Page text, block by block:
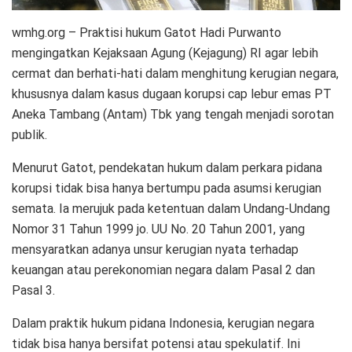
wmhg.org – Praktisi hukum Gatot Hadi Purwanto
mengingatkan Kejaksaan Agung (Kejagung) RI agar lebih
cermat dan berhati-hati dalam menghitung kerugian negara,
khususnya dalam kasus dugaan korupsi cap lebur emas PT
Aneka Tambang (Antam) Tbk yang tengah menjadi sorotan
publik.
Menurut Gatot, pendekatan hukum dalam perkara pidana
korupsi tidak bisa hanya bertumpu pada asumsi kerugian
semata. Ia merujuk pada ketentuan dalam Undang-Undang
Nomor 31 Tahun 1999 jo. UU No. 20 Tahun 2001, yang
mensyaratkan adanya unsur kerugian nyata terhadap
keuangan atau perekonomian negara dalam Pasal 2 dan
Pasal 3.
Dalam praktik hukum pidana Indonesia, kerugian negara
tidak bisa hanya bersifat potensi atau spekulatif. Ini